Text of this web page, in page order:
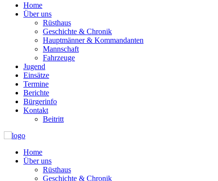
Home
Über uns
Rüsthaus
Geschichte & Chronik
Hauptmänner & Kommandanten
Mannschaft
Fahrzeuge
Jugend
Einsätze
Termine
Berichte
Bürgerinfo
Kontakt
Beitritt
Home
Über uns
Rüsthaus
Geschichte & Chronik